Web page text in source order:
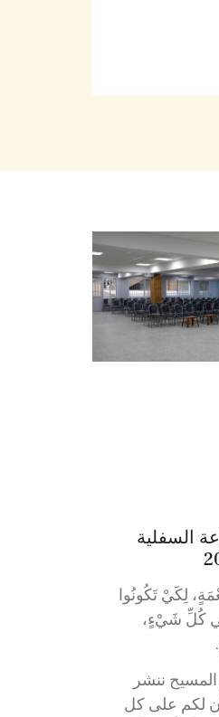
السفلية
لِكَيْ تَكُونُوا
كُلِّ شَيْءٍ،
ننشر
لكم على كل